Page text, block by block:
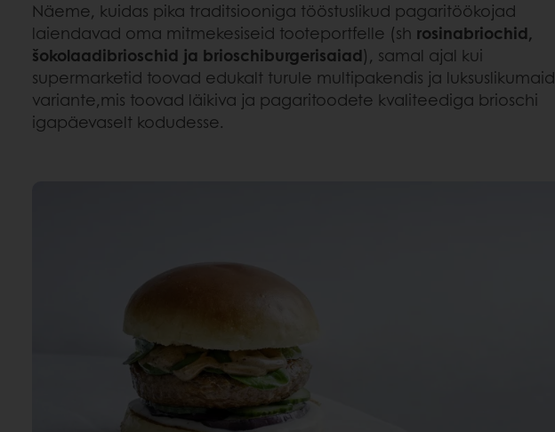
Näeme, kuidas pika traditsiooniga tööstuslikud pagaritöökojad
laiendavad oma mitmekesiseid tooteportfelle (sh rosinabriochid,
šokolaadibrioschid ja brioschiburgerisaiad), samal ajal kui
supermarketid toovad edukalt turule multipakendis ja luksuslikumaid
variante,mis toovad läikiva ja pagaritoodete kvaliteediga brioschi
igapäevaselt kodudesse.